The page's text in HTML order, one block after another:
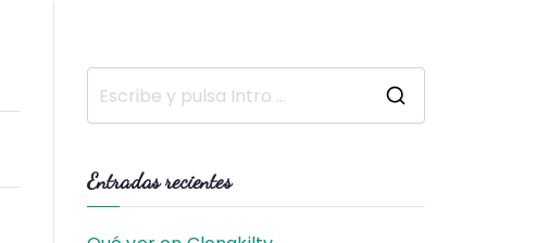
Entradas recientes